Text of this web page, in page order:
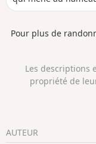
sentier conduit au
Le retour s'effectue
Pour plus de
Les descriptions
propriété de
AUTEUR